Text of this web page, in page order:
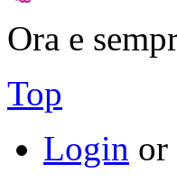
Ora e
Top
Login or